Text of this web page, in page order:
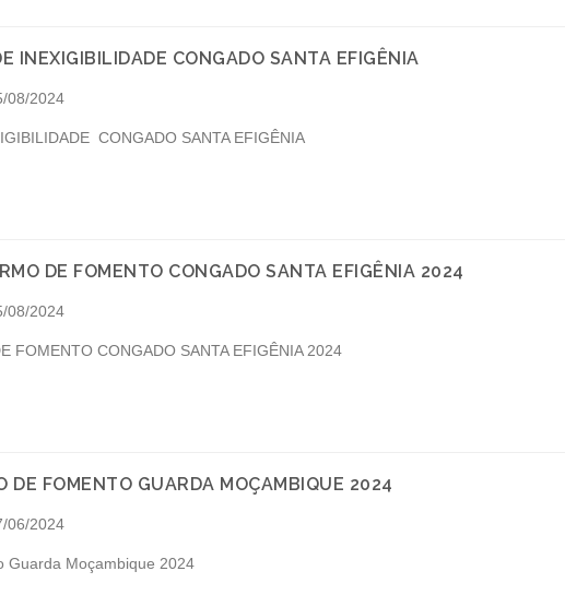
INEXIGIBILIDADE CONGADO SANTA EFIGÊNIA
08/2024
CONGADO SANTA EFIGÊNIA
DE FOMENTO CONGADO SANTA EFIGÊNIA 2024
08/2024
FOMENTO CONGADO SANTA EFIGÊNIA 2024
DE FOMENTO GUARDA MOÇAMBIQUE 2024
06/2024
Guarda Moçambique 2024